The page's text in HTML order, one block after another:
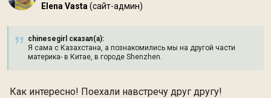
Elena Vasta (сайт-админ)
chinesegirl сказал(а):
Я сама с Казахстана, а познакомились мы на другой части
материка- в Китае, в городе Shenzhen.
Как интересно! Поехали навстречу друг другу!